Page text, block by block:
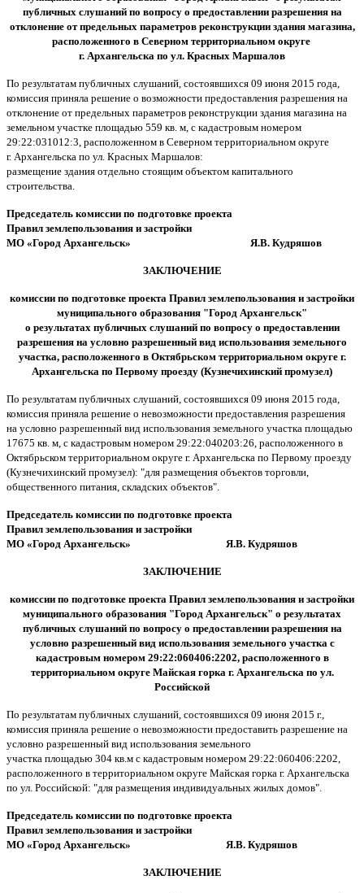
публичных слушаний по вопросу о предоставлении разрешения на
отклонение от предельных параметров реконструкции здания магазина,
расположенного в Северном территориальном округе
г. Архангельска по ул. Красных Маршалов
По результатам публичных слушаний, состоявшихся 09 июня 2015 года,
комиссия приняла решение о возможности предоставления разрешения на
отклонение от предельных параметров реконструкции здания магазина на
земельном участке площадью 559 кв. м, с кадастровым номером
29:22:031012:3, расположенном в Северном территориальном округе
г. Архангельска по ул. Красных Маршалов:
размещение здания отдельно стоящим объектом капитального
строительства.
Председатель комиссии по подготовке проекта
Правил землепользования и застройки
МО «Город Архангельск» Я.В. Кудряшов
ЗАКЛЮЧЕНИЕ
комиссии по подготовке проекта Правил землепользования и застройки
муниципального образования "Город Архангельск"
о результатах публичных слушаний по вопросу о предоставлении
разрешения на условно разрешенный вид использования земельного
участка, расположенного в Октябрьском территориальном округе г.
Архангельска по Первому проезду (Кузнечихинский промузел)
По результатам публичных слушаний, состоявшихся 09 июня 2015 года,
комиссия приняла решение о невозможности предоставления разрешения
на условно разрешенный вид использования земельного участка площадью
17675 кв. м, с кадастровым номером 29:22:040203:26, расположенного в
Октябрьском территориальном округе г. Архангельска по Первому проезду
(Кузнечихинский промузел): "для размещения объектов торговли,
общественного питания, складских объектов".
Председатель комиссии по подготовке проекта
Правил землепользования и застройки
МО «Город Архангельск» Я.В. Кудряшов
ЗАКЛЮЧЕНИЕ
комиссии по подготовке проекта Правил землепользования и застройки
муниципального образования "Город Архангельск" о результатах
публичных слушаний по вопросу о предоставлении разрешения на
условно разрешенный вид использования земельного участка с
кадастровым номером 29:22:060406:2202, расположенного в
территориальном округе Майская горка г. Архангельска по ул.
Российской
По результатам публичных слушаний, состоявшихся 09 июня 2015 г.,
комиссия приняла решение о невозможности предоставить разрешение на
условно разрешенный вид использования земельного
участка площадью 304 кв.м с кадастровым номером 29:22:060406:2202,
расположенного в территориальном округе Майская горка г. Архангельска
по ул. Российской: "для размещения индивидуальных жилых домов".
Председатель комиссии по подготовке проекта
Правил землепользования и застройки
МО «Город Архангельск» Я.В. Кудряшов
ЗАКЛЮЧЕНИЕ